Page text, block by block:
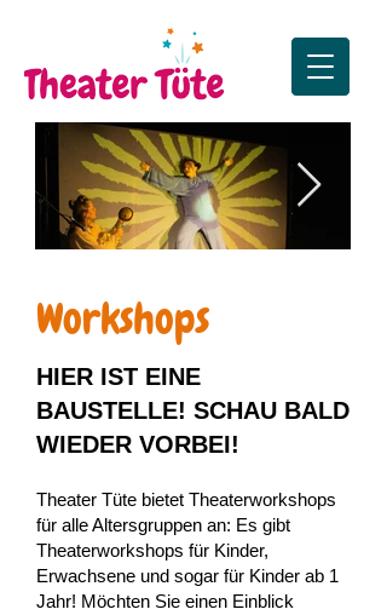
Die Sonne, der Mond
und das große Funkeln
Workshops
HIER IST EINE
BAUSTELLE! SCHAU BALD
WIEDER VORBEI!
Theater Tüte bietet Theaterworkshops
für alle Altersgruppen an: Es gibt
Theaterworkshops für Kinder,
Erwachsene und sogar für Kinder ab 1
Jahr! Möchten Sie einen Einblick